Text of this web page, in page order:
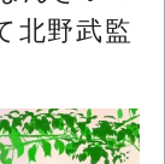
北野武監